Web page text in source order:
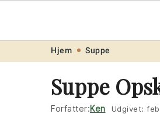
navigation
content
Hjem Suppe
Suppe
Forfatter:Ken Udgivet: